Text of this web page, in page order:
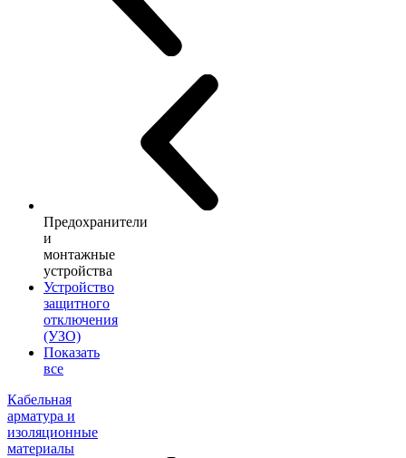
Предохранители
и
монтажные
устройства
Устройство
защитного
отключения
(УЗО)
Показать
все
Кабельная
арматура и
изоляционные
материалы